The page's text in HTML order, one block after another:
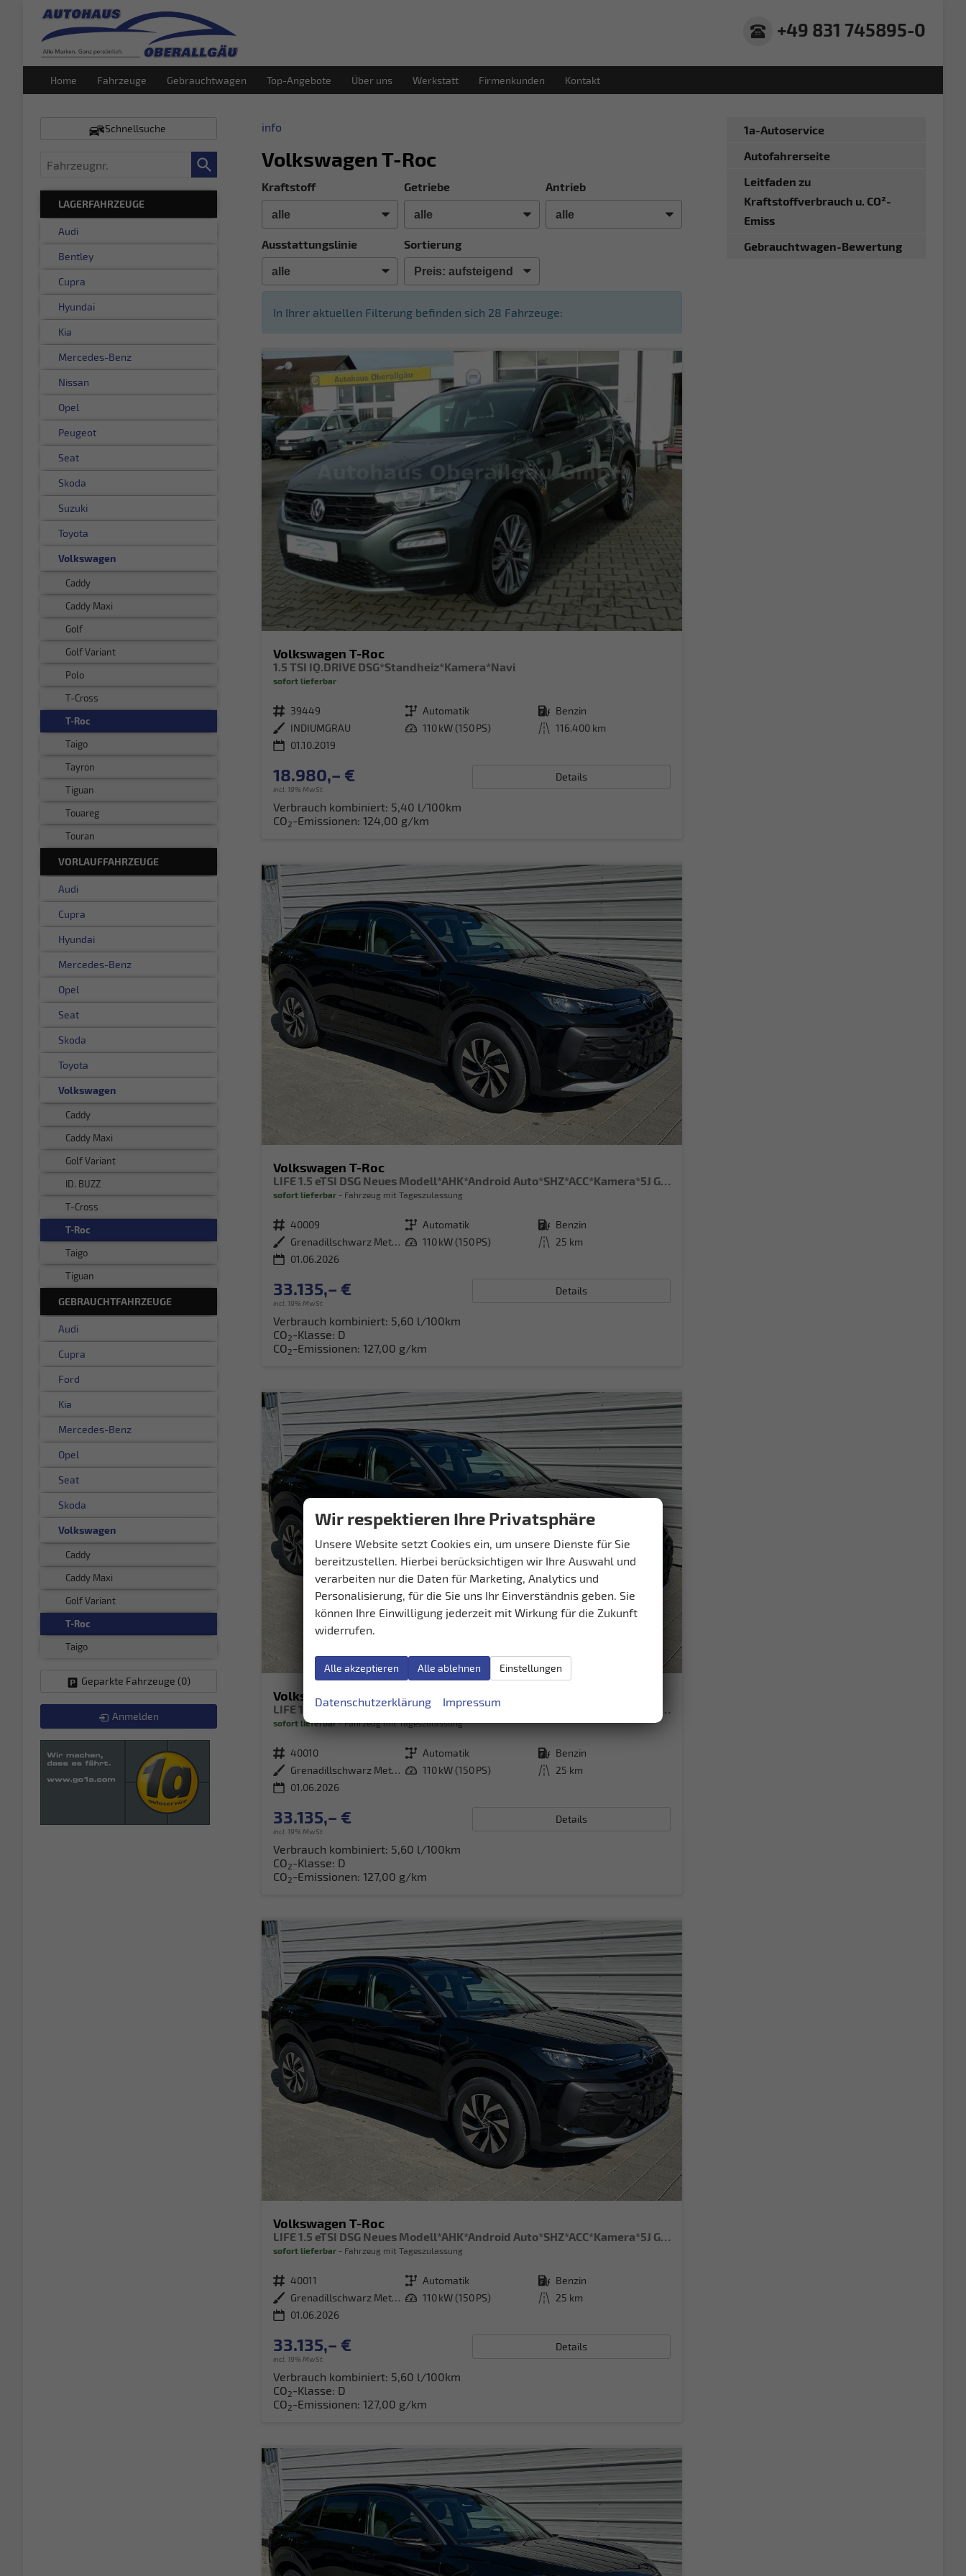
+49 831 745895-0
Home Fahrzeuge Gebrauchtwagen Top-Angebote Über uns Werkstatt Firmenkunden Kontakt
info
Volkswagen T-Roc
Kraftstoff Getriebe Antrieb
Ausstattungslinie Sortierung
In Ihrer aktuellen Filterung befinden sich 28 Fahrzeuge:
Volkswagen T-Roc
1.5 TSI IQ.DRIVE DSG*Standheiz*Kamera*Navi
sofort lieferbar
Fahrzeugnr. 39449 Getriebe Automatik Kraftstoff Benzin
Außenfarbe INDIUMGRAU Leistung 110 kW (150 PS) Kilometerstand 116.400 km
01.10.2019
18.980,– €
incl. 19% MwSt.
Details
Verbrauch kombiniert: 5,40 l/100km
CO2-Emissionen: 124,00 g/km
Volkswagen T-Roc
LIFE 1.5 eTSI DSG Neues Modell*AHK*Android Auto*SHZ*ACC*Kamera*5J Garantie*Klimaauto*
sofort lieferbar Fahrzeug mit Tageszulassung
Fahrzeugnr. 40009 Getriebe Automatik Kraftstoff Benzin
Außenfarbe
Grenadillschwarz Metallic Leistung 110 kW (150 PS) Kilometerstand 25 km
01.06.2026
33.135,– €
incl. 19% MwSt.
Details
Verbrauch kombiniert: 5,60 l/100km
CO2-Klasse: D
CO2-Emissionen: 127,00 g/km
Volkswagen T-Roc
sofort lieferbar Fahrzeug mit Tageszulassung
Fahrzeugnr. 40010 Getriebe Automatik Kraftstoff Benzin
Außenfarbe
Grenadillschwarz Metallic Leistung 110 kW (150 PS) Kilometerstand 25 km
01.06.2026
33.135,– €
incl. 19% MwSt.
Details
Verbrauch kombiniert: 5,60 l/100km
CO2-Klasse: D
CO2-Emissionen: 127,00 g/km
Volkswagen T-Roc
LIFE 1.5 eTSI DSG Neues Modell*AHK*Android Auto*SHZ*ACC*Kamera*5J Garantie*Klimaauto*
sofort lieferbar Fahrzeug mit Tageszulassung
Fahrzeugnr. 40011 Getriebe Automatik Kraftstoff Benzin
Außenfarbe
Grenadillschwarz Metallic Leistung 110 kW (150 PS) Kilometerstand 25 km
01.06.2026
33.135,– €
incl. 19% MwSt.
Details
Verbrauch kombiniert: 5,60 l/100km
CO2-Klasse: D
CO2-Emissionen: 127,00 g/km
Schnellsuche
Fahrzeugnr.
LAGERFAHRZEUGE
Audi
Bentley
Cupra
Hyundai
Kia
Mercedes-Benz
Nissan
Opel
Peugeot
Seat
Skoda
Suzuki
Toyota
Volkswagen
Caddy
Caddy Maxi
Golf
Golf Variant
Polo
T-Cross
T-Roc
Taigo
Tayron
Tiguan
Touareg
Touran
VORLAUFFAHRZEUGE
Audi
Cupra
Hyundai
Mercedes-Benz
Opel
Seat
Skoda
Toyota
Volkswagen
Caddy
Caddy Maxi
Golf Variant
ID. BUZZ
T-Cross
T-Roc
Taigo
Tiguan
GEBRAUCHTFAHRZEUGE
Audi
Cupra
Ford
Kia
Mercedes-Benz
Opel
Seat
Skoda
Volkswagen
Caddy
Caddy Maxi
Golf Variant
T-Roc
Taigo
Geparkte Fahrzeuge (0)
Anmelden
1a-Autoservice
Autofahrerseite
Leitfaden zu
Kraftstoffverbrauch u. CO²-
Emiss
Gebrauchtwagen-Bewertung
Wir respektieren Ihre Privatsphäre
Unsere Website setzt Cookies ein, um unsere Dienste für Sie
bereitzustellen. Hierbei berücksichtigen wir Ihre Auswahl und
verarbeiten nur die Daten für Marketing, Analytics und
Personalisierung, für die Sie uns Ihr Einverständnis geben. Sie
können Ihre Einwilligung jederzeit mit Wirkung für die Zukunft
widerrufen.
Alle akzeptieren Alle ablehnen Einstellungen
Datenschutzerklärung Impressum